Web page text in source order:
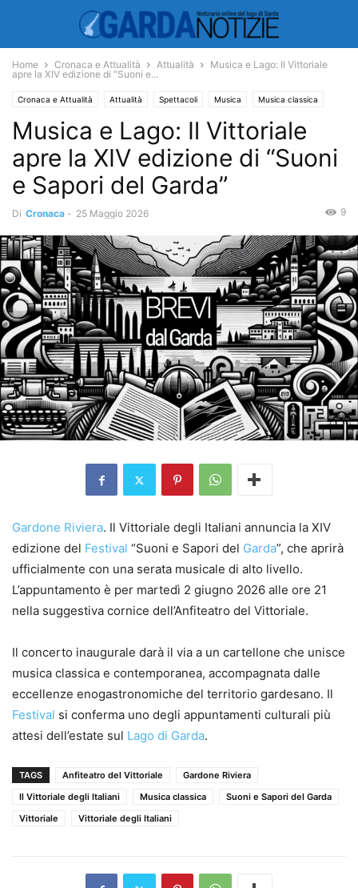
Home Cronaca e Attualità Attualità
Musica e Lago: Il Vittoriale
apre la XIV edizione di “Suoni e...
Cronaca e Attualità Attualità Spettacoli Musica Musica classica
Musica e Lago: Il Vittoriale
apre la XIV edizione di “Suoni
e Sapori del Garda”
Di Cronaca - 25 Maggio 2026 9
Gardone Riviera. Il Vittoriale degli Italiani annuncia la XIV
edizione del Festival “Suoni e Sapori del Garda”, che aprirà
ufficialmente con una serata musicale di alto livello.
L’appuntamento è per martedì 2 giugno 2026 alle ore 21
nella suggestiva cornice dell’Anfiteatro del Vittoriale.
Il concerto inaugurale darà il via a un cartellone che unisce
musica classica e contemporanea, accompagnata dalle
eccellenze enogastronomiche del territorio gardesano. Il
Festival si conferma uno degli appuntamenti culturali più
attesi dell’estate sul Lago di Garda.
TAGS Anfiteatro del Vittoriale
Gardone Riviera
Il Vittoriale degli Italiani
Musica classica
Suoni e Sapori del Garda
Vittoriale
Vittoriale degli Italiani